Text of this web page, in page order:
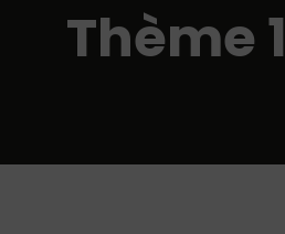
Thème 1